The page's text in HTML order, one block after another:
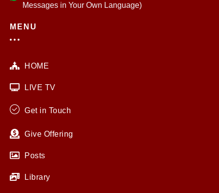
Messages in Your Own Language)
MENU
HOME
LIVE TV
Get in Touch
Give Offering
Posts
Library